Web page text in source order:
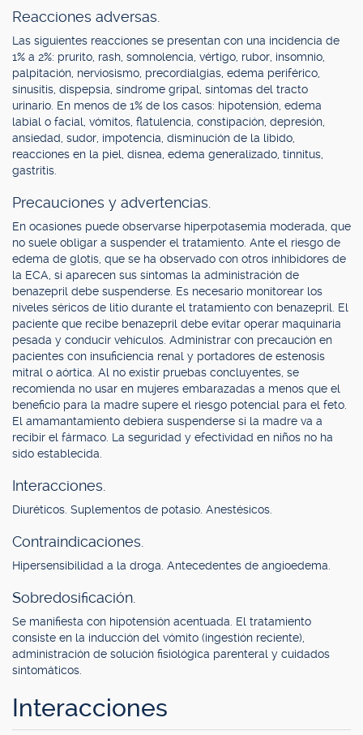
Reacciones adversas.
Las siguientes reacciones se presentan con una incidencia de
1% a 2%: prurito, rash, somnolencia, vértigo, rubor, insomnio,
palpitación, nerviosismo, precordialgias, edema periférico,
sinusitis, dispepsia, síndrome gripal, síntomas del tracto
urinario. En menos de 1% de los casos: hipotensión, edema
labial o facial, vómitos, flatulencia, constipación, depresión,
ansiedad, sudor, impotencia, disminución de la libido,
reacciones en la piel, disnea, edema generalizado, tinnitus,
gastritis.
Precauciones y advertencias.
En ocasiones puede observarse hiperpotasemia moderada, que
no suele obligar a suspender el tratamiento. Ante el riesgo de
edema de glotis, que se ha observado con otros inhibidores de
la ECA, si aparecen sus síntomas la administración de
benazepril debe suspenderse. Es necesario monitorear los
niveles séricos de litio durante el tratamiento con benazepril. El
paciente que recibe benazepril debe evitar operar maquinaria
pesada y conducir vehículos. Administrar con precaución en
pacientes con insuficiencia renal y portadores de estenosis
mitral o aórtica. Al no existir pruebas concluyentes, se
recomienda no usar en mujeres embarazadas a menos que el
beneficio para la madre supere el riesgo potencial para el feto.
El amamantamiento debiera suspenderse si la madre va a
recibir el fármaco. La seguridad y efectividad en niños no ha
sido establecida.
Interacciones.
Diuréticos. Suplementos de potasio. Anestésicos.
Contraindicaciones.
Hipersensibilidad a la droga. Antecedentes de angioedema.
Sobredosificación.
Se manifiesta con hipotensión acentuada. El tratamiento
consiste en la inducción del vómito (ingestión reciente),
administración de solución fisiológica parenteral y cuidados
sintomáticos.
Interacciones